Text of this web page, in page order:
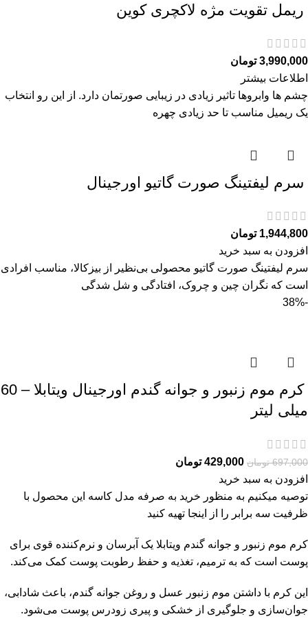
ريمل تقويت مژه لاكچری كوين
3,990,000 تومان
اطلاعات بیشتر
چشم ها وابروها تاثیر زیادی در زیبایی صورتمان دارد. از این رو انتخاب
یک ریمیل مناسب تا حد زیادی چهره
سرم ليفتينگ صورت گاتیو اورجینال
1,944,800 تومان
افزودن به سبد خرید
سرم ليفتينگ صورت گاتیو محصولی بی‌نظیر از بیزکالا، مناسب افرادی
است که نگران چین و چروک، افتادگی و شل‌ شدگی
-38%
کرم موم زنبور و جوانه گندم اورجینال ویتابلا – 60
میلی لیتر
697,000 تومان 429,000 تومان
افزودن به سبد خرید
توصیه میکنیم به منظور خرید به صرفه مدل کاسه این محصول با
ظرفیت سه برابر را از
اینجا تهیه کنید
کرم موم زنبور و جوانه گندم ویتابلا یک آبرسان و نرم‌کننده قوی برای
پوست است که به ترمیم، تغذیه و حفظ رطوبت پوست کمک می‌کند.
این کرم با داشتن موم زنبور عسل و روغن جوانه گندم، باعث شادابی،
جوان‌سازی و جلوگیری از خشکی و پیری زودرس پوست می‌شود.